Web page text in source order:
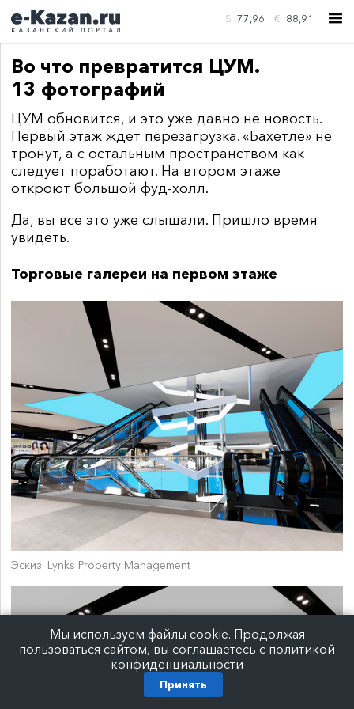
$ 77,96 € 88,91
КОНТАКТЫ
Во что превратится ЦУМ.
13 фотографий
ЦУМ обновится, и это уже давно не новость.
Первый этаж ждет перезагрузка. «Бахетле» не
тронут, а с остальным пространством как
следует поработают. На втором этаже
откроют большой фуд-холл.
Да, вы все это уже слышали. Пришло время
увидеть.
Торговые галереи на первом этаже
Эскиз: Lynks Property Management
Мы используем файлы cookie. Продолжая
пользоваться сайтом, вы соглашаетесь с политикой
конфиденциальности
Принять